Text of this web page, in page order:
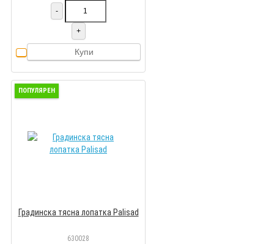
-
+
Купи
ПОПУЛЯРЕН
Градинска тясна лопатка Palisad
630028